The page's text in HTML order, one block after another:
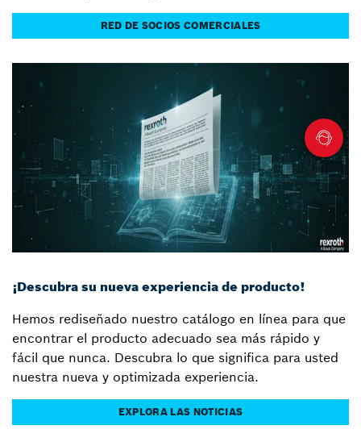
RED DE SOCIOS COMERCIALES
¡Descubra su nueva experiencia de producto!
Hemos rediseñado nuestro catálogo en línea para que
encontrar el producto adecuado sea más rápido y
fácil que nunca. Descubra lo que significa para usted
nuestra nueva y optimizada experiencia.
EXPLORA LAS NOTICIAS